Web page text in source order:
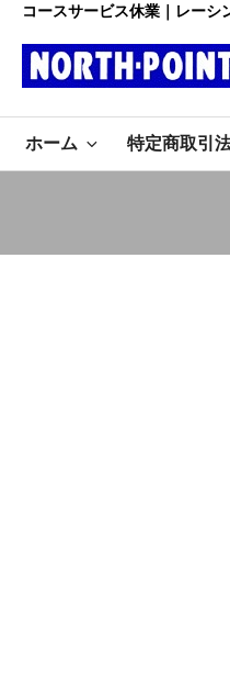
コースサービス休業｜レー
レーシン
カート・
ースクー
ノースポ
ト・カートショップ
ホーム 特定商取引